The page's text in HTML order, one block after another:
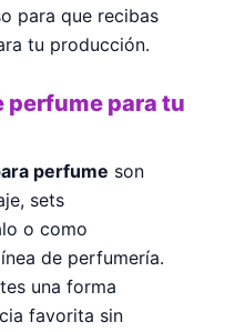
para que recibas
tu producción.
perfume para tu
perfume son
sets
o como
de perfumería.
una forma
favorita sin